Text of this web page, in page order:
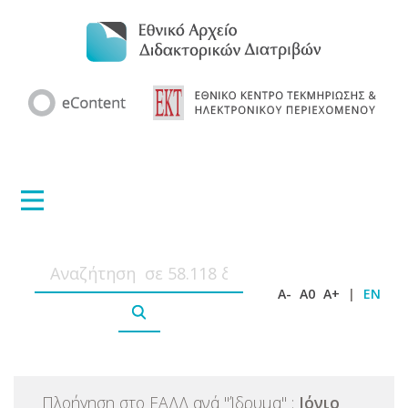
A- A0 A+ | EN
Πλοήγηση στο ΕΑΔΔ ανά "Ίδρυμα" : Ιόνιο